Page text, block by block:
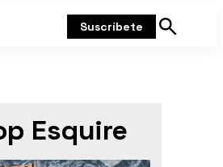
Suscríbete
Mostrar
Esquire